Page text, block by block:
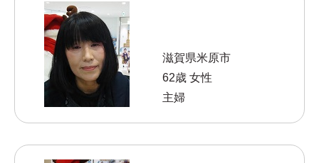
滋賀県米原市
62歳 女性
主婦